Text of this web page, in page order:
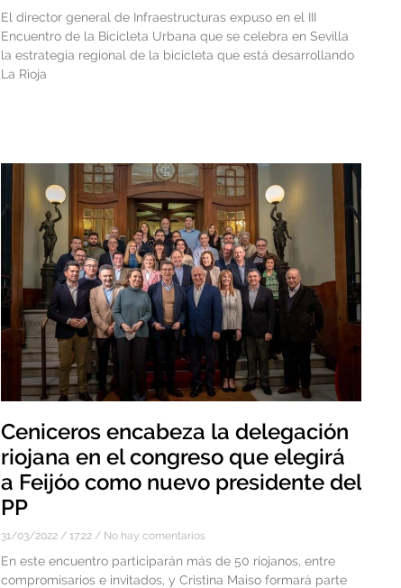
El director general de Infraestructuras expuso en el III
Encuentro de la Bicicleta Urbana que se celebra en Sevilla
la estrategia regional de la bicicleta que está desarrollando
La Rioja
Ceniceros encabeza la delegación
riojana en el congreso que elegirá
a Feijóo como nuevo presidente del
PP
31/03/2022 17:22 No hay comentarios
En este encuentro participarán más de 50 riojanos, entre
compromisarios e invitados, y Cristina Maiso formará parte